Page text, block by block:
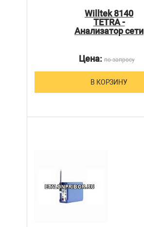
Willtek 8140
TETRA -
Анализатор сети
Цена:по запросу
В КОРЗИНУ